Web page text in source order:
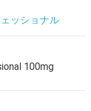
ッショナル
100mg